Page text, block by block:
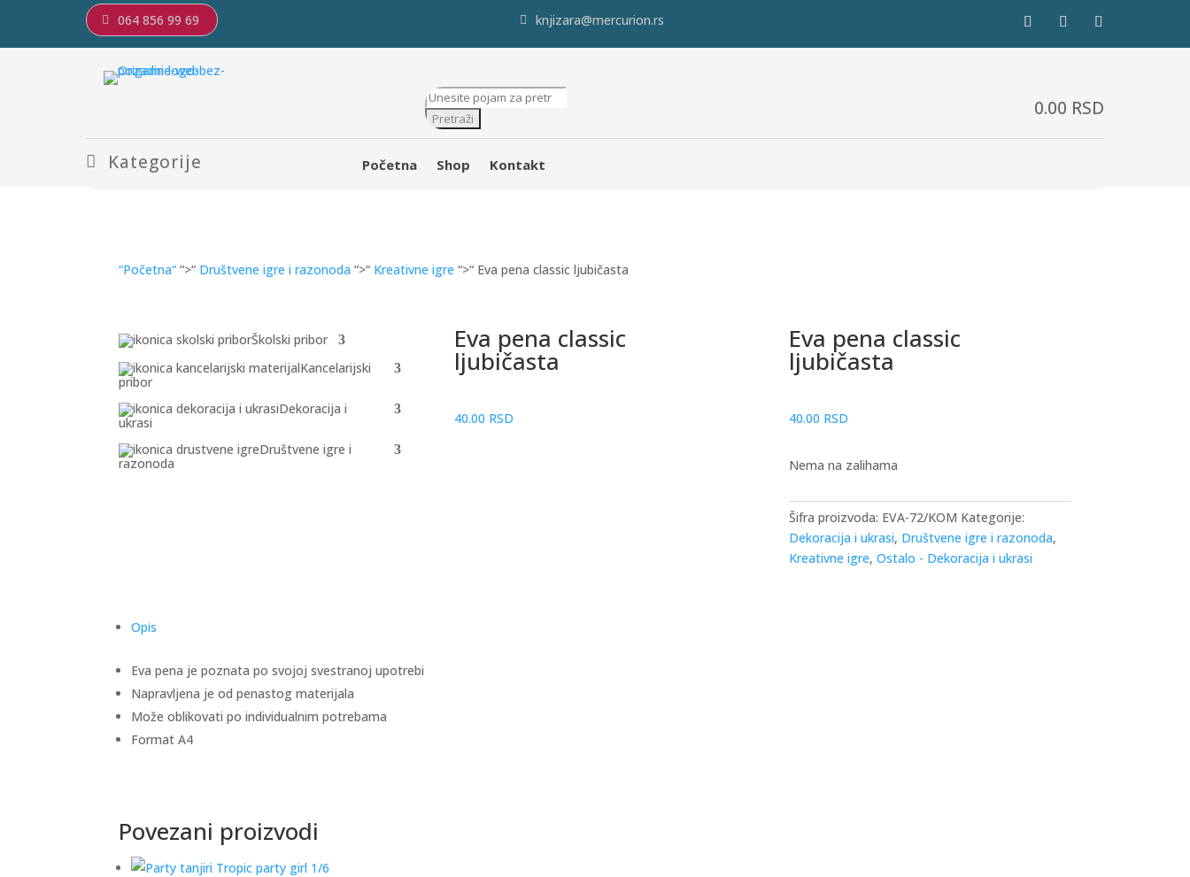
064 856 99 69 knjizara@mercurion.rs
Products
search
Pretraži 0.00 RSD
Kategorije Početna Shop Kontakt
“Početna“ “>“ Društvene igre i razonoda “>“ Kreativne igre “>“ Eva pena classic ljubičasta
Školski pribor
Kancelarijski
pribor
Dekoracija i
ukrasi
Društvene igre i
razonoda
Eva pena classic
ljubičasta
40.00 RSD
Eva pena classic
ljubičasta
40.00 RSD
Nema na zalihama
Šifra proizvoda: EVA-72/KOM Kategorije:
Dekoracija i ukrasi, Društvene igre i razonoda,
Kreativne igre, Ostalo - Dekoracija i ukrasi
Opis
Eva pena je poznata po svojoj svestranoj upotrebi
Napravljena je od penastog materijala
Može oblikovati po individualnim potrebama
Format A4
Povezani proizvodi